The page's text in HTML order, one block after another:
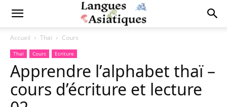
Accueil Thaï Cours
Thaï Cours Ecriture
Apprendre l’alphabet thaï –
cours d’écriture et lecture